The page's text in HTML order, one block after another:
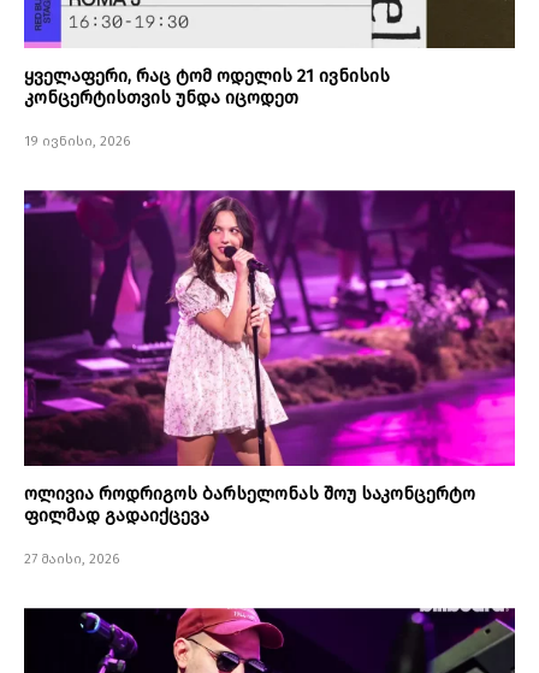
ყველაფერი, რაც ტომ ოდელის 21 ივნისის
კონცერტისთვის უნდა იცოდეთ
19 ივნისი, 2026
ოლივია როდრიგოს ბარსელონას შოუ საკონცერტო
ფილმად გადაიქცევა
27 მაისი, 2026